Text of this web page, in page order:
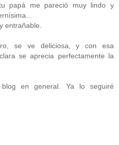
papá me pareció muy lindo y
entrañable.
se ve deliciosa, y con esa
se aprecia perfectamente la
en general. Ya lo seguiré